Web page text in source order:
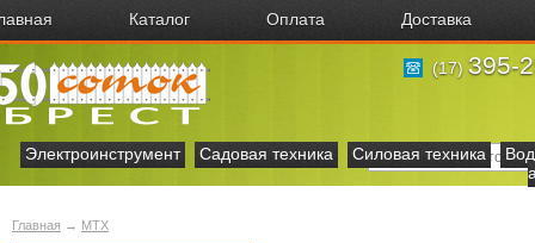
Каталог Оплата Доставка
(17) 395-
Электроинструмент Садовая техника Силовая техника
Главная → МТХ